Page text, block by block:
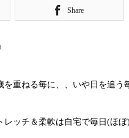
Share
を重ねる毎に、、いや日を追
ッチ＆柔軟は自宅で毎日(ほ